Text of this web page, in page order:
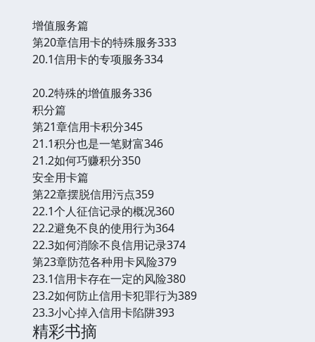
增值服务篇
第20章信用卡的特殊服务333
20.1信用卡的专项服务334
20.2特殊的增值服务336
积分篇
第21章信用卡积分345
21.1积分也是一笔财富346
21.2如何巧赚积分350
安全用卡篇
第22章摆脱信用污点359
22.1个人征信记录的概况360
22.2避免不良的使用行为364
22.3如何消除不良信用记录374
第23章防范各种用卡风险379
23.1信用卡存在一定的风险380
23.2如何防止信用卡犯罪行为389
23.3小心掉入信用卡陷阱393
精彩书摘